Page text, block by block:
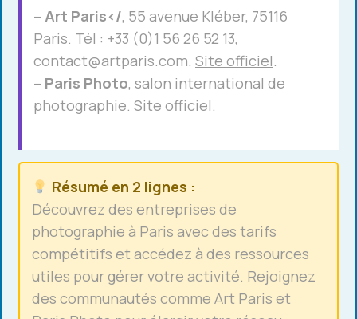
– Art Paris</, 55 avenue Kléber, 75116
Paris. Tél : +33 (0)1 56 26 52 13,
contact@artparis.com. Site officiel.
– Paris Photo, salon international de
photographie. Site officiel.
Résumé en 2 lignes :
Découvrez des entreprises de
photographie à Paris avec des tarifs
compétitifs et accédez à des ressources
utiles pour gérer votre activité. Rejoignez
des communautés comme Art Paris et